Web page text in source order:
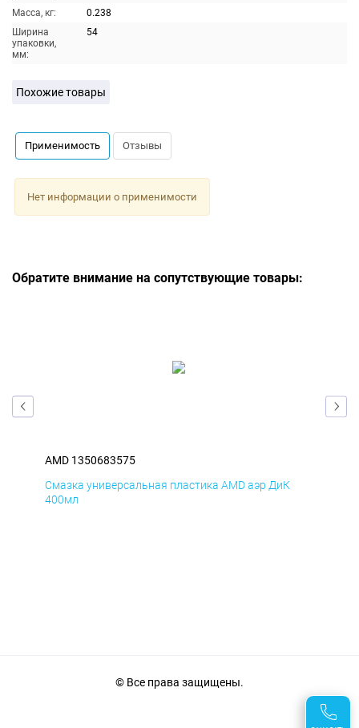
Масса, кг:
0.238
Ширина
упаковки,
мм:
54
Похожие товары
Применимость Отзывы
Нет информации о применимости
Обратите внимание на сопутствующие товары:
AMD 1350683575
Смазка универсальная пластика AMD аэр ДиК
400мл
© Все права защищены.